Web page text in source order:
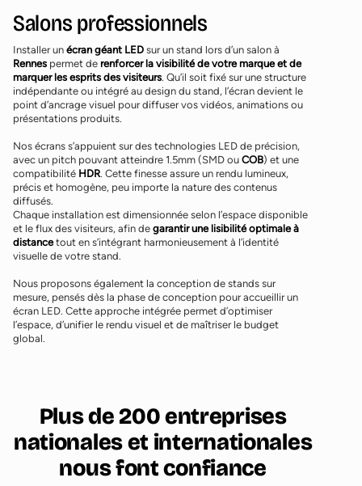
Salons professionnels
Installer un écran géant LED sur un stand lors d’un salon à
Rennes permet de renforcer la visibilité de votre marque et de
marquer les esprits des visiteurs. Qu’il soit fixé sur une structure
indépendante ou intégré au design du stand, l’écran devient le
point d’ancrage visuel pour diffuser vos vidéos, animations ou
présentations produits.
Nos écrans s’appuient sur des technologies LED de précision,
avec un pitch pouvant atteindre 1.5mm (SMD ou COB) et une
compatibilité HDR. Cette finesse assure un rendu lumineux,
précis et homogène, peu importe la nature des contenus
diffusés.
Chaque installation est dimensionnée selon l’espace disponible
et le flux des visiteurs, afin de garantir une lisibilité optimale à
distancetout en s’intégrant harmonieusement à l’identité
visuelle de votre stand.
Nous proposons également la conception de stands sur
mesure, pensés dès la phase de conception pour accueillir un
écran LED. Cette approche intégrée permet d’optimiser
l’espace, d’unifier le rendu visuel et de maîtriser le budget
global.
Plus de 200 entreprises
nationales et internationales
nous font confiance